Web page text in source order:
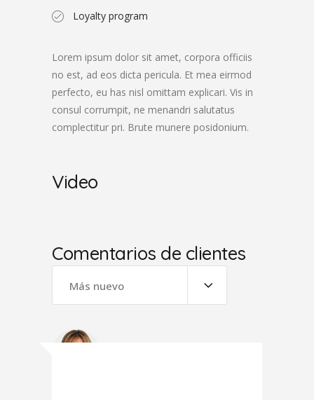
Loyalty program
Lorem ipsum dolor sit amet, corpora officiis
no est, ad eos dicta pericula. Et mea eirmod
perfecto, eu has nisl omittam explicari. Vis in
consul corrumpit, ne menandri salutatus
complectitur pri. Brute munere posidonium.
Video
Comentarios de clientes
Más nuevo